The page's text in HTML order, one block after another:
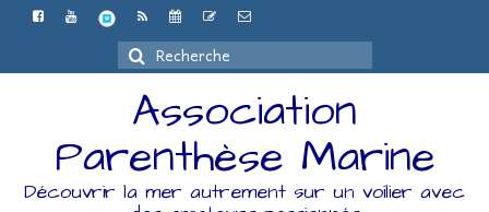
Rechercher
:
Association
Parenthèse Marine
Découvrir la mer autrement sur un voilier avec